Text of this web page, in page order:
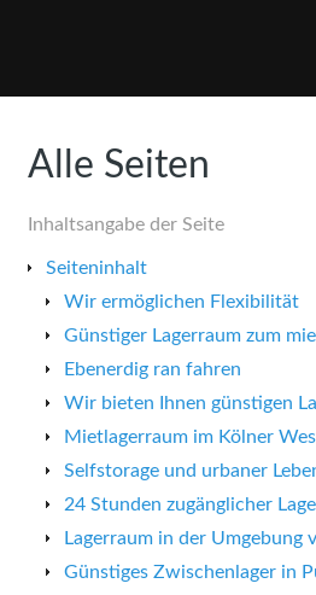
Alle Seiten
Inhaltsangabe der Seite
Seiteninhalt
Wir ermöglichen Flexibilität
Günstiger Lagerraum zum
Ebenerdig ran fahren
Wir bieten Ihnen günstigen
Mietlagerraum im Kölner
Selfstorage und urbaner
24 Stunden zugänglicher
Lagerraum in der Umgebung
Günstiges Zwischenlager in